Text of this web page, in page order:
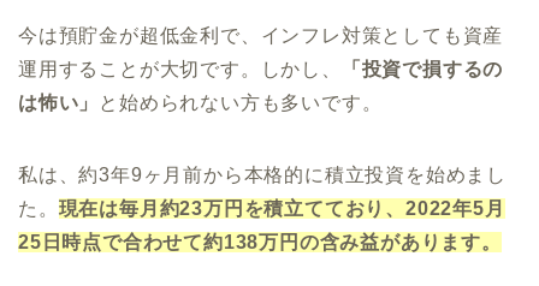
今は預貯金が超低金利で、インフレ対策としても資産
運用することが大切です。しかし、
「投資で損するの
は怖い」
と始められない方も多いです。
私は、約3年9ヶ月前から本格的に積立投資を始めまし
た。 現在は毎月約23万円を積立てており、2022年5月
25日時点で合わせて約138万円の含み益があります。